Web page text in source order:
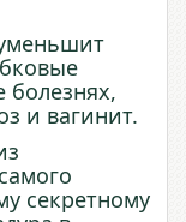
болезнях,
и вагинит.
секретному